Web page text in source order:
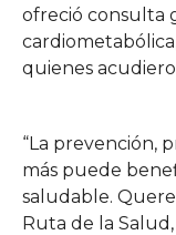
ofreció consulta
quienes
“La prevención,
más puede
saludable.
Ruta de la